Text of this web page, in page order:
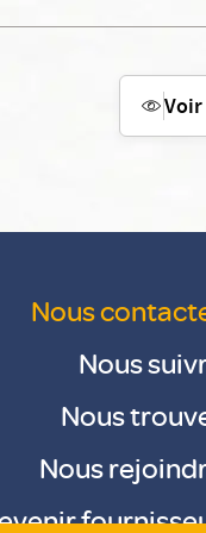
Nous
Nous
Nous
Nous